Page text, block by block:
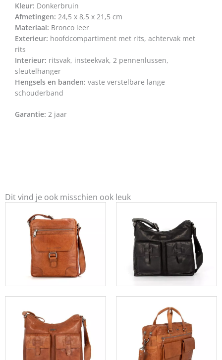
Kleur: Donkerbruin
Afmetingen: 24,5 x 8,5 x 21,5 cm
Materiaal: Bronco leer
Exterieur: hoofdcompartiment met rits, achtervak met
rits
Interieur: ritsvak, insteekvak, 2 pennenlussen,
sleutelhanger
Hengsels en banden: vaste verstelbare lange
schouderband
Garantie: 2 jaar
Dit vind je ook misschien ook leuk